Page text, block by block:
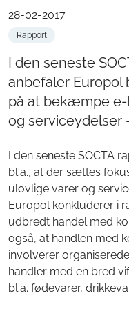
28-02-2017
Rapport
I den seneste
anbefaler Europol
på at bekæmpe
og serviceydelser
I den seneste SOCTA
bl.a., at der sættes
ulovlige varer og
Europol konkluderer i
udbredt handel med
også, at handlen med
involverer
handler med en bred
bl.a. fødevarer,